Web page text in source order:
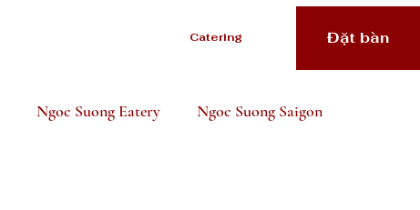
Catering Đặt bàn
Ngoc Suong Eatery Ngoc Suong Saigon